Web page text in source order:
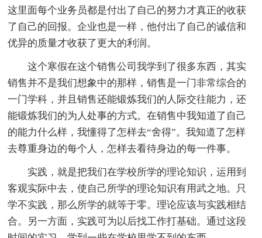
这里面每个业务员都是付出了自己的努力才真正的收获
了自己的回报。企业也是一样，他付出了自己的诚信和
优异的质量才收获了更大的利润。
这个寒假在这个销售公司我学到了很多东西，其实
销售并不是我们想象中的那样，销售是一门非常综合的
一门学科，并且销售还能锻炼我们的人际交往能力，还
能锻炼我们的为人处事的方式。在销售中我知道了自己
的能力什么样，我懂得了怎样去“舍得”。我知道了怎样
去尊重身边的每个人，怎样去看待身边的每一件事。
实践，就是把我们在学校所学的理论知识，运用到
客观实际中去，使自己所学的理论知识有用武之地。只
学不实践，那么所学的就等于零。理论应该与实践相结
合。另一方面，实践可为以后找工作打基础。通过这段